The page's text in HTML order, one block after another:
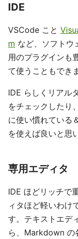
IDE
VSCode こと
m など、ソフト
用のプラグインも
て使うこともでき
IDE らしくリアル
をチェックしたり
に使い慣れている
を使えば良いと思
専用エディタ
IDE ほどリッチで
ィタほど軽いわけ
す。テキストエデ
ら、Markdown の